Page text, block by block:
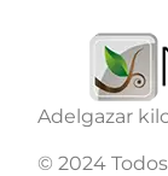
Adelgazar
© 2024